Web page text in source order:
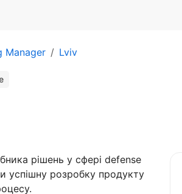
Manager Lviv
рішень у сфері defense
успішну розробку продукту